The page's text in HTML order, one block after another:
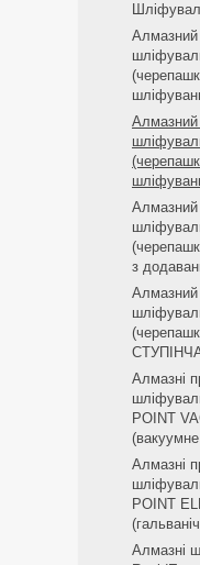
Алмазний
Алмазний
Алмазний
з
Алмазний
Алмазні
POINT
(вакуумне
Алмазні
POINT
Алмазні